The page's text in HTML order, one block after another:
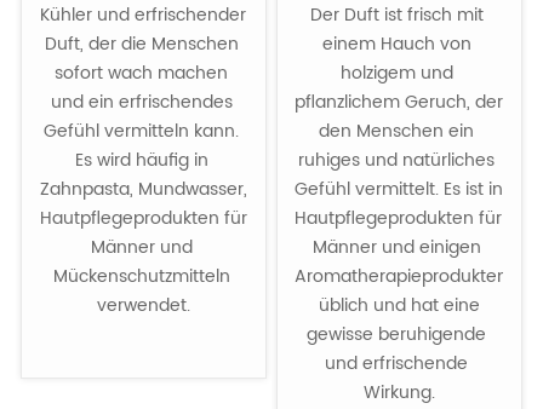
Kühler und erfrischender
Duft, der die Menschen
sofort wach machen
und ein erfrischendes
Gefühl vermitteln kann.
Es wird häufig in
Zahnpasta, Mundwasser,
Hautpflegeprodukten für
Männer und
Mückenschutzmitteln
verwendet.
Der Duft ist frisch mit
einem Hauch von
holzigem und
pflanzlichem Geruch, der
den Menschen ein
ruhiges und natürliches
Gefühl vermittelt. Es ist in
Hautpflegeprodukten für
Männer und einigen
Aromatherapieprodukten
üblich und hat eine
gewisse beruhigende
und erfrischende
Wirkung.